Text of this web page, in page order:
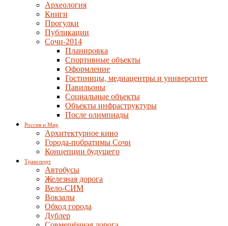
Археология
Книги
Прогулки
Публикации
Сочи-2014
Планировка
Спортивные объекты
Оформление
Гостиницы, медиацентры и университет
Павильоны
Социальные объекты
Объекты инфраструктуры
После олимпиады
Россия и Мир
Архитектурное кино
Города-побратимы Сочи
Концепции будущего
Транспорт
Автобусы
Железная дорога
Вело-СИМ
Вокзалы
Обход города
Дублер